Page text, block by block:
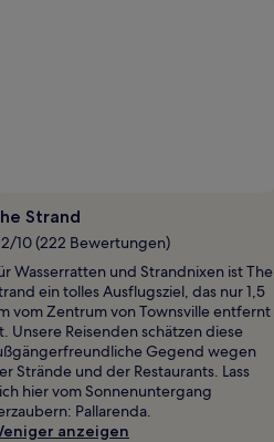
Strand
10 (222 Bewertungen)
Wasserratten und Strandnixen ist The
ein tolles Ausflugsziel, das nur 1,5
vom Zentrum von Townsville entfernt
Unsere Reisenden schätzen diese
Gegend wegen
Strände und der Restaurants. Lass
hier vom Sonnenuntergang
Pallarenda.
anzeigen